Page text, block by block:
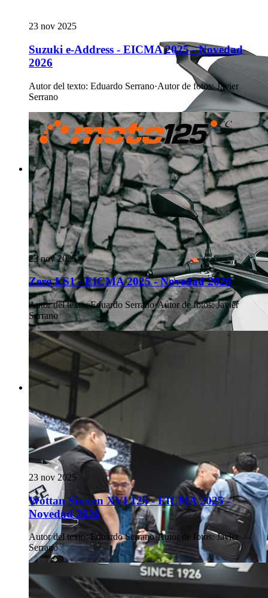
23 nov 2025
Suzuki e-Address - EICMA 2025 - Novedad
2026
Autor del texto: Eduardo Serrano·Autor de fotos: Javier
Serrano
23 nov 2025
Zero LS1 - EICMA 2025 - Novedad 2026
Autor del texto: Eduardo Serrano·Autor de fotos: Javier
Serrano
23 nov 2025
Wottan Sixteen XVI 125 - EICMA 2025 -
Novedad 2026
Autor del texto: Eduardo Serrano·Autor de fotos: Javier
Serrano